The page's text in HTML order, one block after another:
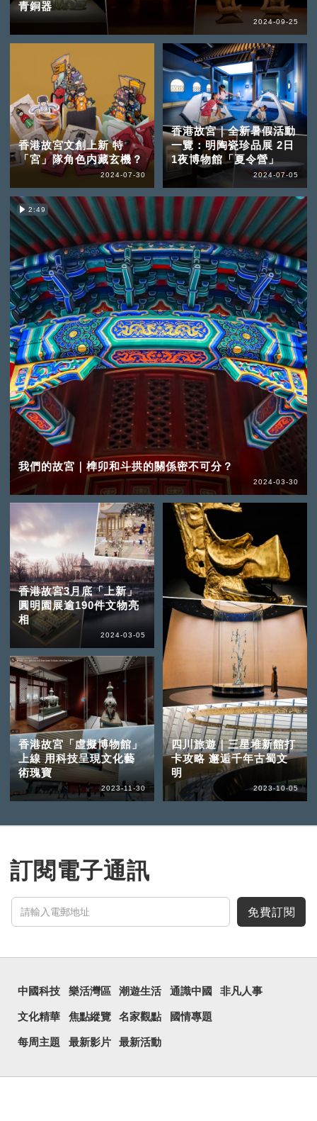
青銅器
2024-09-25
香港故宮文創上新 特
「宮」隊角色内藏玄機？
2024-07-30
香港故宮｜全新暑假活動
一覽：明陶瓷珍品展 2日
1夜博物館「夏令營」
2024-07-05
2:49
我們的故宮｜榫卯和斗拱的關係密不可分？
2024-03-30
香港故宮3月底「上新」
圓明園展逾190件文物亮
相
2024-03-05
香港故宮「虛擬博物館」
上線 用科技呈現文化藝
術瑰寶
2023-11-30
四川旅遊｜三星堆新館打
卡攻略 邂逅千年古蜀文
明
2023-10-05
訂閱電子通訊
免費訂閱
中國科技 樂活灣區 潮遊生活 通識中國 非凡人事
文化精華 焦點縱覽 名家觀點 國情專題
每周主題 最新影片 最新活動